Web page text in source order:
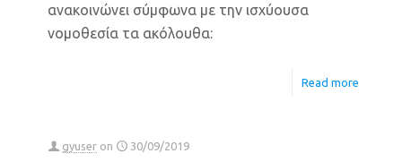
ανακοινώνει σύμφωνα με την ισχύουσα
νομοθεσία τα ακόλουθα:
Read more
gyuser on 30/09/2019